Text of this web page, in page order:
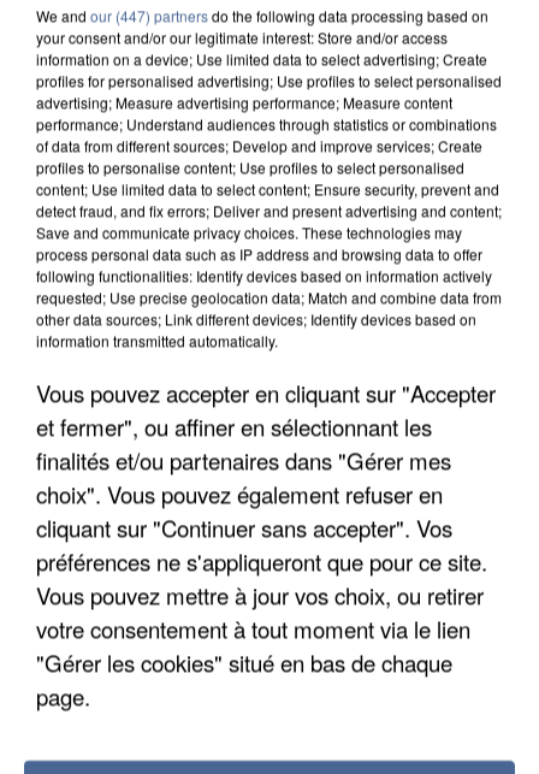
DE FAUNE SAUVAGE SONT...
We and our (447) partnersdo the following data processing based on
your consent and/or our legitimate interest: Store and/or access
information on a device; Use limited data to select advertising; Create
profiles for personalised advertising; Use profiles to select personalised
advertising; Measure advertising performance; Measure content
performance; Understand audiences through statistics or combinations
of data from different sources; Develop and improve services; Create
profiles to personalise content; Use profiles to select personalised
content; Use limited data to select content; Ensure security, prevent and
detect fraud, and fix errors; Deliver and present advertising and content;
Save and communicate privacy choices. These technologies may
process personal data such as IP address and browsing data to offer
following functionalities: Identify devices based on information actively
requested; Use precise geolocation data; Match and combine data from
other data sources; Link different devices; Identify devices based on
information transmitted automatically.
Vous pouvez accepter en cliquant sur "Accepter
et fermer", ou affiner en sélectionnant les
finalités et/ou partenaires dans "Gérer mes
choix". Vous pouvez également refuser en
cliquant sur "Continuer sans accepter". Vos
préférences ne s'appliqueront que pour ce site.
Vous pouvez mettre à jour vos choix, ou retirer
votre consentement à tout moment via le lien
"Gérer les cookies" situé en bas de chaque
page.